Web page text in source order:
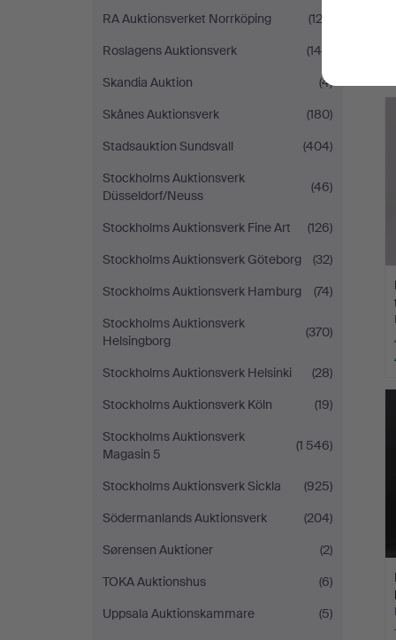
RA Auktionsverket Norrköping
(122)
Roslagens Auktionsverk
(148)
Skandia Auktion
(4)
Skånes Auktionsverk
(180)
Stadsauktion Sundsvall
(404)
Stockholms Auktionsverk
Düsseldorf/Neuss
(46)
Stockholms Auktionsverk Fine Art
(126)
Stockholms Auktionsverk Göteborg
(32)
Stockholms Auktionsverk Hamburg
(74)
Stockholms Auktionsverk
Helsingborg
(370)
Stockholms Auktionsverk Helsinki
(28)
Stockholms Auktionsverk Köln
(19)
Stockholms Auktionsverk
Magasin 5
(1 546)
Stockholms Auktionsverk Sickla
(925)
Södermanlands Auktionsverk
(204)
Sørensen Auktioner
(2)
TOKA Auktionshus
(6)
Uppsala Auktionskammare
(5)